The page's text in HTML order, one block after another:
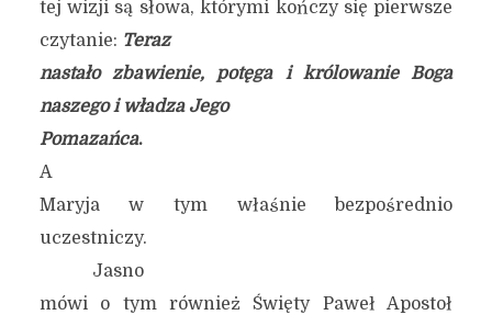
tej wizji są słowa, którymi kończy się pierwsze
czytanie: Teraz
nastało zbawienie, potęga i królowanie Boga
naszego i władza Jego
Pomazańca.
A
Maryja w tym właśnie bezpośrednio
uczestniczy.
Jasno
mówi o tym również Święty Paweł Apostoł